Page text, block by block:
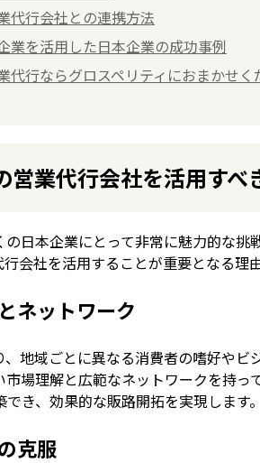
代行会社との連携方法
業を活用した日本企業の成功事例
代行ならグロスペリティにおまかせく
営業代行会社を活用すべ
日本企業にとって非常に魅力的な
会社を活用することが重要となる理
ネットワーク
地域ごとに異なる消費者の嗜好や
場理解と広範なネットワークを持っ
き、効果的な販路開拓を実現します。
克服